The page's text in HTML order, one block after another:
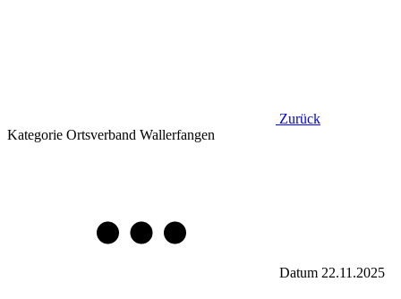
Zurück
Kategorie Ortsverband Wallerfangen
Datum 22.11.2025